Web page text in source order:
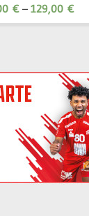
€ – 129,00 €